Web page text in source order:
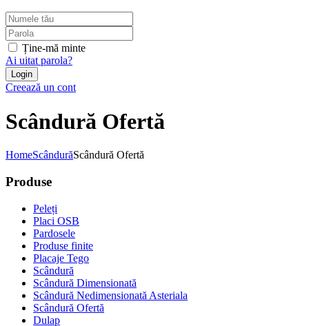
Ține-mă minte
Ai uitat parola?
Creează un cont
Scândură Ofertă
HomeScândurăScândură Ofertă
Produse
Peleți
Placi OSB
Pardosele
Produse finite
Placaje Tego
Scândură
Scândură Dimensionată
Scândură Nedimensionată Asteriala
Scândură Ofertă
Dulap